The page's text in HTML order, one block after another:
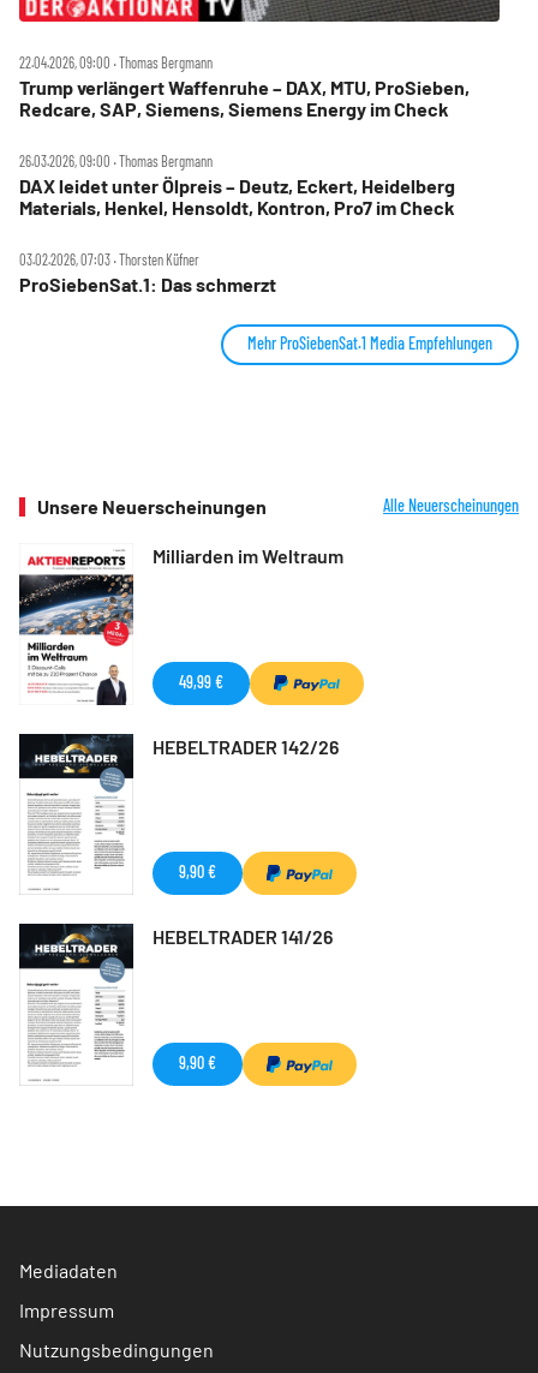
22.04.2026, 09:00 ‧ Thomas Bergmann
Trump verlängert Waffenruhe – DAX, MTU, ProSieben,
Redcare, SAP, Siemens, Siemens Energy im Check
26.03.2026, 09:00 ‧ Thomas Bergmann
DAX leidet unter Ölpreis – Deutz, Eckert, Heidelberg
Materials, Henkel, Hensoldt, Kontron, Pro7 im Check
03.02.2026, 07:03 ‧ Thorsten Küfner
ProSiebenSat.1: Das schmerzt
Mehr ProSiebenSat.1 Media Empfehlungen
Unsere Neuerscheinungen Alle Neuerscheinungen
Milliarden im Weltraum
49,99 €
HEBELTRADER 142/26
9,90 €
HEBELTRADER 141/26
9,90 €
Mediadaten
Impressum
Nutzungsbedingungen